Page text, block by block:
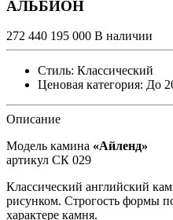
АЛЬБИОН
272 440 195 000 В наличии
Стиль: Классический
Ценовая категория: До
Описание
Модель камина «Айленд»
артикул СК 029
Классический английский
рисунком. Строгость формы
характере камня.